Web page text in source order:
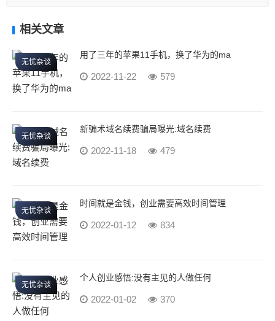
相关文章
无忧杂谈
用了三年的苹果11手机，换了华为的ma
2022-11-22 579
无忧杂谈
新骗术域名续费骗局曝光:域名续费
2022-11-18 479
无忧杂谈
时间就是金钱，创业需要高效时间管理
2022-01-12 834
无忧杂谈
个人创业感悟:没有主见的人做任何
2022-01-02 370